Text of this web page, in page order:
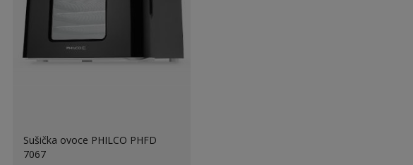
Sušička ovoce PHILCO PHFD
7067